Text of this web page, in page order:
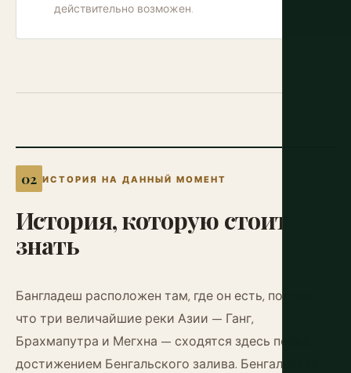
действительно возможен.
ИСТОРИЯ НА ДАННЫЙ МОМЕНТ
История,которуюстоит
знать
Бангладеш расположен там, где он есть, потому
что три величайшие реки Азии — Ганг,
Брахмапутра и Мегхна — сходятся здесь перед
достижением Бенгальского залива. Бенгальская